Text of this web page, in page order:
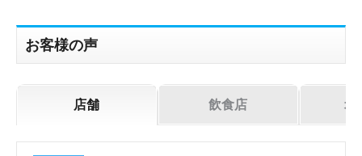
お客様の声
店舗 飲食店 オ
その他
メッセージ